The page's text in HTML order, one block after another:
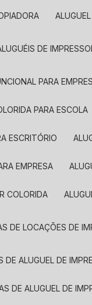
ALUGUÉIS DE
PARA
PARA ESCOLA
ESCRITÓRIO
EMPRESA
COLORIDA
DE LOCAÇÕES DE
DE ALUGUEL DE
DE ALUGUEL DE